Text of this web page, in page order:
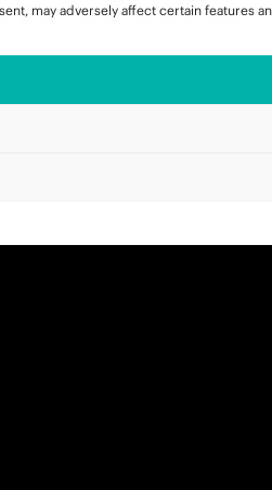
may adversely affect certain features